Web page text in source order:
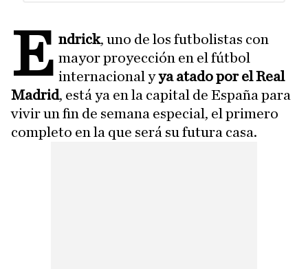
E ndrick, uno de los futbolistas con
mayor proyección en el fútbol
internacional yya atado por el Real
Madrid, está ya en la capital de España para
vivir un fin de semana especial, el primero
completo en la que será su futura casa.